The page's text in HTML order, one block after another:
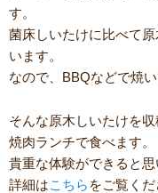
す。
菌床しいたけに比べて
います。
なので、BBQなどで焼
そんな原木しいたけを
焼肉ランチで食べます。
貴重な体験ができると思
詳細はこちら をご覧くだ